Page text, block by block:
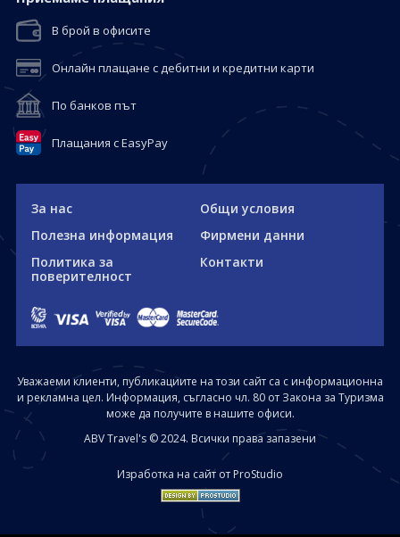
В брой в офисите
Онлайн плащане с дебитни и кредитни карти
По банков път
Плащания с EasyPay
За нас
Общи условия
Полезна информация
Фирмени данни
Политика за
поверителност
Контакти
Уважаеми клиенти, публикациите на този сайт са с информационна
и рекламна цел. Информация, съгласно чл. 80 от Закона за Туризма
може да получите в нашите офиси.
ABV Travel's © 2024. Всички права запазени
Изработка на сайт от ProStudio